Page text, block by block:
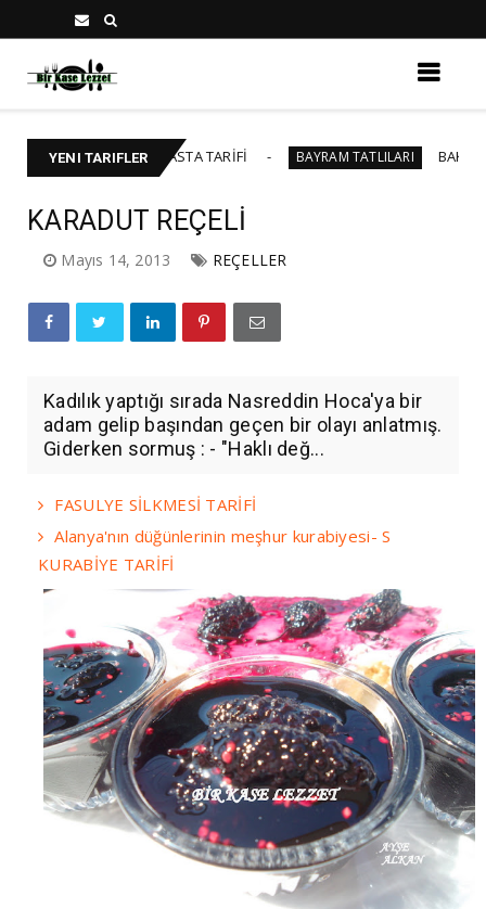
YENI TARIFLER
YAŞ PASTA TARİFİ BAYRAM TATLILARI BAKLAVALI
KARADUT REÇELİ
Mayıs 14, 2013 REÇELLER
Kadılık yaptığı sırada Nasreddin Hoca'ya bir
adam gelip başından geçen bir olayı anlatmış.
Giderken sormuş : - "Haklı değ...
FASULYE SİLKMESİ TARİFİ
Alanya'nın düğünlerinin meşhur kurabiyesi- S
KURABİYE TARİFİ